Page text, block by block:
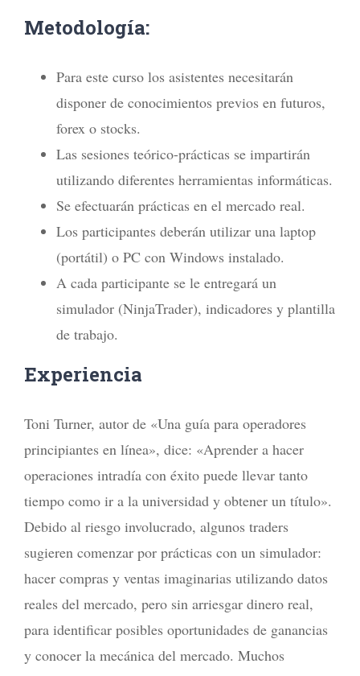
Metodología:
Para este curso los asistentes necesitarán
disponer de conocimientos previos en futuros,
forex o stocks.
Las sesiones teórico-prácticas se impartirán
utilizando diferentes herramientas informáticas.
Se efectuarán prácticas en el mercado real.
Los participantes deberán utilizar una laptop
(portátil) o PC con Windows instalado.
A cada participante se le entregará un
simulador (NinjaTrader), indicadores y plantilla
de trabajo.
Experiencia
Toni Turner, autor de «Una guía para operadores
principiantes en línea», dice: «Aprender a hacer
operaciones intradía con éxito puede llevar tanto
tiempo como ir a la universidad y obtener un título».
Debido al riesgo involucrado, algunos traders
sugieren comenzar por prácticas con un simulador:
hacer compras y ventas imaginarias utilizando datos
reales del mercado, pero sin arriesgar dinero real,
para identificar posibles oportunidades de ganancias
y conocer la mecánica del mercado. Muchos